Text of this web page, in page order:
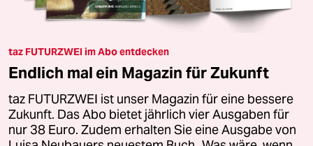
taz FUTURZWEI im Abo entdecken
Endlich mal ein Magazin für Zukunft
taz FUTURZWEI ist unser Magazin für eine bessere
Zukunft. Das Abo bietet jährlich vier Ausgaben für
nur 38 Euro. Zudem erhalten Sie eine Ausgabe von